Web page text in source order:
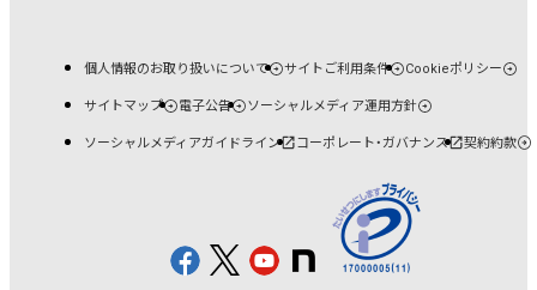
個人情報のお取り扱いについて サイトご利用条件 Cookieポリシー
サイトマップ 電子公告 ソーシャルメディア運用方針
ソーシャルメディアガイドライン コーポレート・ガバナンス 契約約款